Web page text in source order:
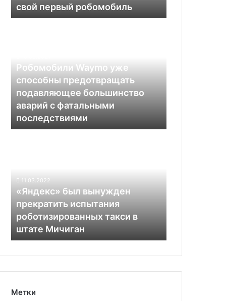
показала
свой
свой первый робомобиль
предотвращать
подавляющее
аварий
фатальными
последствиями
Робомобили Waymo уже
способны предотвращать
подавляющее большинство
аварий с фатальными
последствиями
роботизированных
штате
Мичиган
11.03.2022
«Яндекс» был вынужден
прекратить испытания
роботизированных такси в
штате Мичиган
Метки